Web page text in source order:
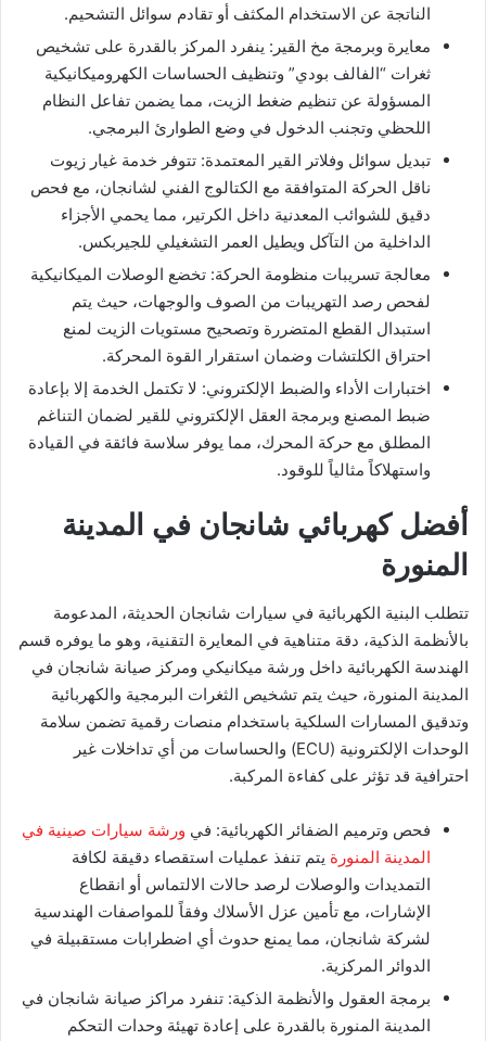
الناتجة عن الاستخدام المكثف أو تقادم سوائل التشحيم.
​معايرة وبرمجة مخ القير: ينفرد المركز بالقدرة على تشخيص
ثغرات “الفالف بودي” وتنظيف الحساسات الكهروميكانيكية
المسؤولة عن تنظيم ضغط الزيت، مما يضمن تفاعل النظام
اللحظي وتجنب الدخول في وضع الطوارئ البرمجي.
​تبديل سوائل وفلاتر القير المعتمدة: تتوفر خدمة غيار زيوت
ناقل الحركة المتوافقة مع الكتالوج الفني لشانجان، مع فحص
دقيق للشوائب المعدنية داخل الكرتير، مما يحمي الأجزاء
الداخلية من التآكل ويطيل العمر التشغيلي للجيربكس.
​معالجة تسريبات منظومة الحركة: تخضع الوصلات الميكانيكية
لفحص رصد التهريبات من الصوف والوجهات، حيث يتم
استبدال القطع المتضررة وتصحيح مستويات الزيت لمنع
احتراق الكلتشات وضمان استقرار القوة المحركة.
​اختبارات الأداء والضبط الإلكتروني: لا تكتمل الخدمة إلا بإعادة
ضبط المصنع وبرمجة العقل الإلكتروني للقير لضمان التناغم
المطلق مع حركة المحرك، مما يوفر سلاسة فائقة في القيادة
واستهلاكاً مثالياً للوقود.
أفضل كهربائي شانجان في المدينة
المنورة
​تتطلب البنية الكهربائية في سيارات شانجان الحديثة، المدعومة
بالأنظمة الذكية، دقة متناهية في المعايرة التقنية، وهو ما يوفره قسم
الهندسة الكهربائية داخل ورشة ميكانيكي ومركز صيانة شانجان في
المدينة المنورة، حيث يتم تشخيص الثغرات البرمجية والكهربائية
وتدقيق المسارات السلكية باستخدام منصات رقمية تضمن سلامة
الوحدات الإلكترونية (ECU) والحساسات من أي تداخلات غير
احترافية قد تؤثر على كفاءة المركبة.
​فحص وترميم الضفائر الكهربائية: في ورشة سيارات صينية في
المدينة المنورة يتم تنفذ عمليات استقصاء دقيقة لكافة
التمديدات والوصلات لرصد حالات الالتماس أو انقطاع
الإشارات، مع تأمين عزل الأسلاك وفقاً للمواصفات الهندسية
لشركة شانجان، مما يمنع حدوث أي اضطرابات مستقبيلة في
الدوائر المركزية.
​برمجة العقول والأنظمة الذكية: تنفرد مراكز صيانة شانجان في
المدينة المنورة بالقدرة على إعادة تهيئة وحدات التحكم